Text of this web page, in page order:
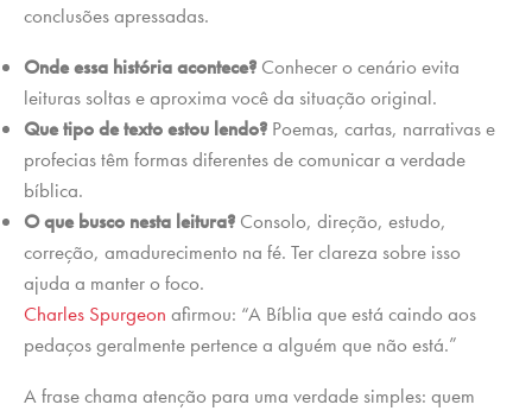
conclusões apressadas.
Onde essa história acontece? Conhecer o cenário evita
leituras soltas e aproxima você da situação original.
Que tipo de texto estou lendo? Poemas, cartas, narrativas e
profecias têm formas diferentes de comunicar a verdade
bíblica.
O que busco nesta leitura? Consolo, direção, estudo,
correção, amadurecimento na fé. Ter clareza sobre isso
ajuda a manter o foco.
Charles Spurgeon afirmou: “A Bíblia que está caindo aos
pedaços geralmente pertence a alguém que não está.”
A frase chama atenção para uma verdade simples: quem